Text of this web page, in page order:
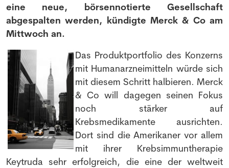
eine neue, börsennotierte Gesellschaft
abgespalten werden, kündigte Merck & Co am
Mittwoch an.
Das Produktportfolio des Konzerns
mit Humanarzneimitteln würde sich
mit diesem Schritt halbieren. Merck
& Co will dagegen seinen Fokus
noch stärker auf
Krebsmedikamente ausrichten.
Dort sind die Amerikaner vor allem
mit ihrer Krebsimmuntherapie
Keytruda sehr erfolgreich, die eine der weltweit